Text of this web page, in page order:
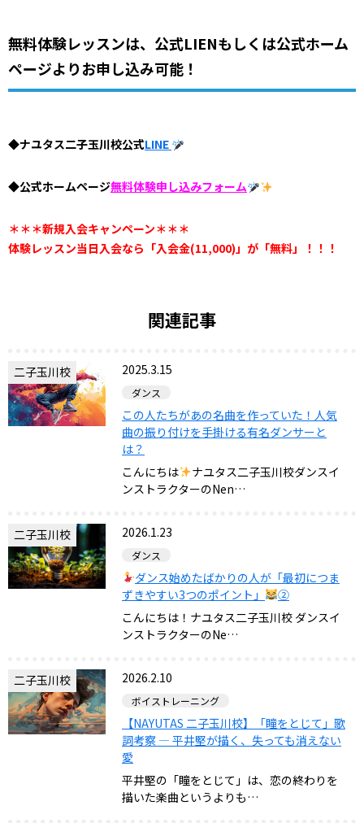
無料体験レッスンは、公式LIENもしくは公式ホーム
ページよりお申し込み可能！
◆ナユタス二子玉川校公式LINE
◆公式ホームページ無料体験申し込みフォーム
＊＊＊新規入会キャンペーン＊＊＊
体験レッスン当日入会なら「入会金(11,000)」が「無料」！！！
関連記事
二子玉川校 2025.3.15
ダンス
この人たちがあの名曲を作っていた！人気
曲の振り付けを手掛ける有名ダンサーと
は？
こんにちは
ナユタス二子玉川校ダンスイ
ンストラクターのNen…
二子玉川校 2026.1.23
ダンス
ダンス始めたばかりの人が「最初につま
ずきやすい3つのポイント」
②
こんにちは！ナユタス二子玉川校 ダンスイ
ンストラクターのNe…
二子玉川校 2026.2.10
ボイストレーニング
【NAYUTAS 二子玉川校】「瞳をとじて」歌
詞考察 — 平井堅が描く、失っても消えない
愛
平井堅の「瞳をとじて」は、恋の終わりを
描いた楽曲というよりも…